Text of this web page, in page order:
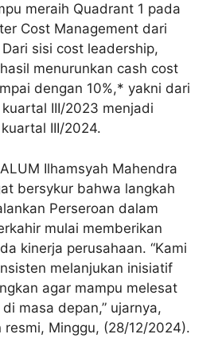
meraih Quadrant 1 pada
Cost Management dari
sisi cost leadership,
menurunkan cash cost
dengan 10%,* yakni dari
III/2023 menjadi
III/2024.
Ilhamsyah Mahendra
bersykur bahwa langkah
Perseroan dalam
mulai memberikan
kinerja perusahaan. “Kami
melanjukan inisiatif
agar mampu melesat
masa depan,” ujarnya,
resmi, Minggu, (28/12/2024).